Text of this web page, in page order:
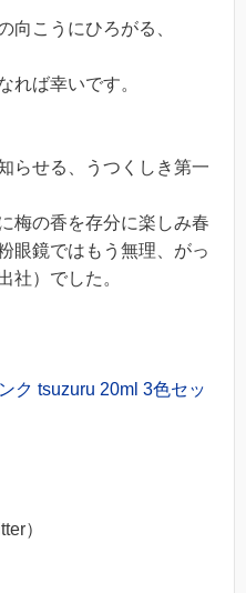
向こうにひろがる、
れば幸いです。
らせる、うつくしき第一
梅の香を存分に楽しみ春
眼鏡ではもう無理、がっ
社）でした。
ク tsuzuru 20ml 3色セッ
）